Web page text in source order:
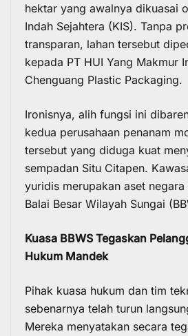
hektar yang awalnya dikuasai
Indah Sejahtera (KIS). Tanpa
transparan, lahan tersebut
kepada PT HUI Yang Makmur
Chenguang Plastic Packaging.
Ironisnya, alih fungsi ini
kedua perusahaan penanam
tersebut yang diduga kuat
sempadan Situ Citapen.
yuridis merupakan aset
Balai Besar Wilayah Sungai
Kuasa BBWS Tegaskan
Hukum Mandek
Pihak kuasa hukum dan tim
sebenarnya telah turun
Mereka menyatakan secara